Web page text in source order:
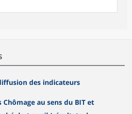
des indicateurs
au sens du BIT et